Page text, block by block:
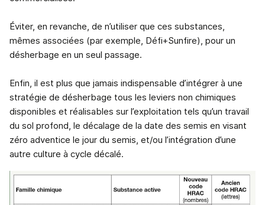
Éviter, en revanche, de n’utiliser que ces substances,
mêmes associées (par exemple, Défi+Sunfire), pour un
désherbage en un seul passage.
Enfin, il est plus que jamais indispensable d’intégrer à une
stratégie de désherbage tous les leviers non chimiques
disponibles et réalisables sur l’exploitation tels qu’un travail
du sol profond, le décalage de la date des semis en visant
zéro adventice le jour du semis, et/ou l’intégration d’une
autre culture à cycle décalé.